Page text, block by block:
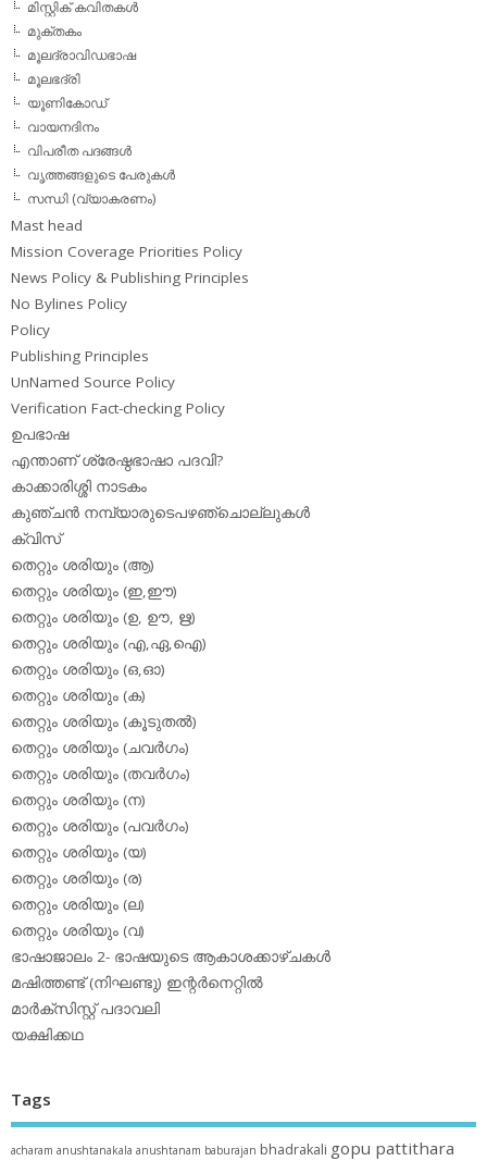
മിസ്റ്റിക് കവിതകള്‍
മുക്തകം
മൂലദ്രാവിഡഭാഷ
മൂലഭദ്രി
യൂണികോഡ്
വായനദിനം
വിപരീത പദങ്ങള്‍
വൃത്തങ്ങളുടെ പേരുകള്‍
സന്ധി (വ്യാകരണം)
Mast head
Mission Coverage Priorities Policy
News Policy & Publishing Principles
No Bylines Policy
Policy
Publishing Principles
UnNamed Source Policy
Verification Fact-checking Policy
ഉപഭാഷ
എന്താണ് ശ്രേഷ്ഠഭാഷാ പദവി?
കാക്കാരിശ്ശി നാടകം
കുഞ്ചന്‍ നമ്പ്യാരുടെപഴഞ്ചൊല്ലുകള്‍
ക്വിസ്
തെറ്റും ശരിയും (ആ)
തെറ്റും ശരിയും (ഇ,ഈ)
തെറ്റും ശരിയും (ഉ, ഊ, ഋ)
തെറ്റും ശരിയും (എ,ഏ,ഐ)
തെറ്റും ശരിയും (ഒ,ഓ)
തെറ്റും ശരിയും (ക)
തെറ്റും ശരിയും (കൂടുതല്‍)
തെറ്റും ശരിയും (ചവര്‍ഗം)
തെറ്റും ശരിയും (തവര്‍ഗം)
തെറ്റും ശരിയും (ന)
തെറ്റും ശരിയും (പവര്‍ഗം)
തെറ്റും ശരിയും (യ)
തെറ്റും ശരിയും (ര)
തെറ്റും ശരിയും (ല)
തെറ്റും ശരിയും (വ)
ഭാഷാജാലം 2- ഭാഷയുടെ ആകാശക്കാഴ്ചകള്‍
മഷിത്തണ്ട് (നിഘണ്ടു) ഇന്റര്‍നെറ്റില്‍
മാര്‍ക്‌സിസ്റ്റ് പദാവലി
യക്ഷിക്കഥ
Tags
acharam anushtanakala anushtanam baburajan bhadrakali gopu pattithara